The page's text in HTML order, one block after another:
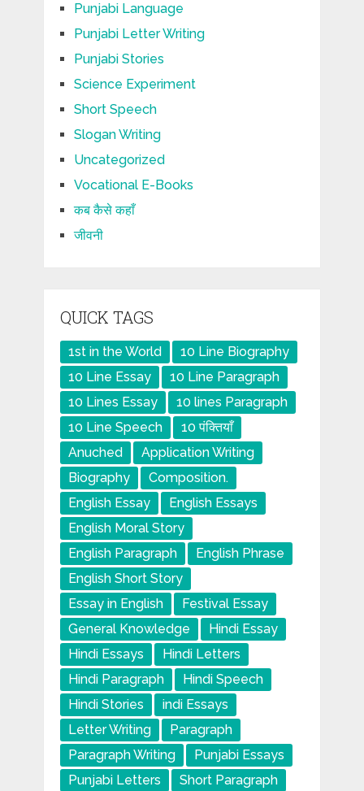
Punjabi Language
Punjabi Letter Writing
Punjabi Stories
Science Experiment
Short Speech
Slogan Writing
Uncategorized
Vocational E-Books
कब कैसे कहाँ
जीवनी
QUICK TAGS
1st in the World
10 Line Biography
10 Line Essay
10 Line Paragraph
10 Lines Essay
10 lines Paragraph
10 Line Speech
10 पंक्तियाँ
Anuched
Application Writing
Biography
Composition.
English Essay
English Essays
English Moral Story
English Paragraph
English Phrase
English Short Story
Essay in English
Festival Essay
General Knowledge
Hindi Essay
Hindi Essays
Hindi Letters
Hindi Paragraph
Hindi Speech
Hindi Stories
indi Essays
Letter Writing
Paragraph
Paragraph Writing
Punjabi Essays
Punjabi Letters
Short Paragraph